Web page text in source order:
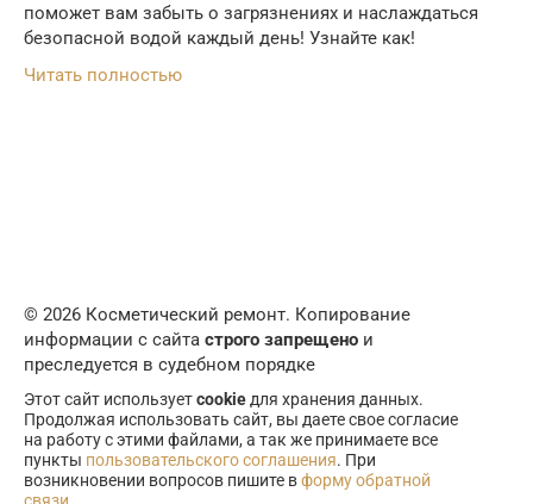
поможет вам забыть о загрязнениях и наслаждаться
безопасной водой каждый день! Узнайте как!
Читать полностью
© 2026 Косметический ремонт. Копирование
информации с сайта строго запрещено и
преследуется в судебном порядке
Этот сайт используетcookie для хранения данных.
Продолжая использовать сайт, вы даете свое согласие
на работу с этими файлами, а так же принимаете все
пункты пользовательского соглашения. При
возникновении вопросов пишите вформу обратной